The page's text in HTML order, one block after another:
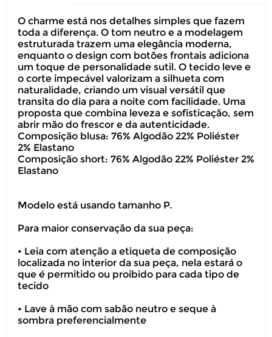
O charme está nos detalhes simples que fazem
toda a diferença. O tom neutro e a modelagem
estruturada trazem uma elegância moderna,
enquanto o design com botões frontais adiciona
um toque de personalidade sutil. O tecido leve e
o corte impecável valorizam a silhueta com
naturalidade, criando um visual versátil que
transita do dia para a noite com facilidade. Uma
proposta que combina leveza e sofisticação, sem
abrir mão do frescor e da autenticidade.
Composição blusa: 76% Algodão 22% Poliéster
2% Elastano
Composição short: 76% Algodão 22% Poliéster 2%
Elastano
Modelo está usando tamanho P.
Para maior conservação da sua peça:
• Leia com atenção a etiqueta de composição
localizada no interior da sua peça, nela estará o
que é permitido ou proibido para cada tipo de
tecido
• Lave à mão com sabão neutro e seque à
sombra preferencialmente